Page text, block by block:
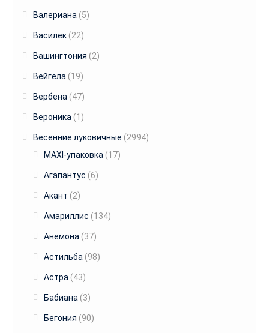
Валериана (5)
Василек (22)
Вашингтония (2)
Вейгела (19)
Вербена (47)
Вероника (1)
Весенние луковичные (2994)
MAXI-упаковка (17)
Агапантус (6)
Акант (2)
Амариллис (134)
Анемона (37)
Астильба (98)
Астра (43)
Бабиана (3)
Бегония (90)